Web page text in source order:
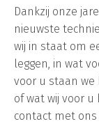
Dankzij onze
nieuwste
wij in staat om
leggen, in wat
voor u staan we
of wat wij voor
contact met ons